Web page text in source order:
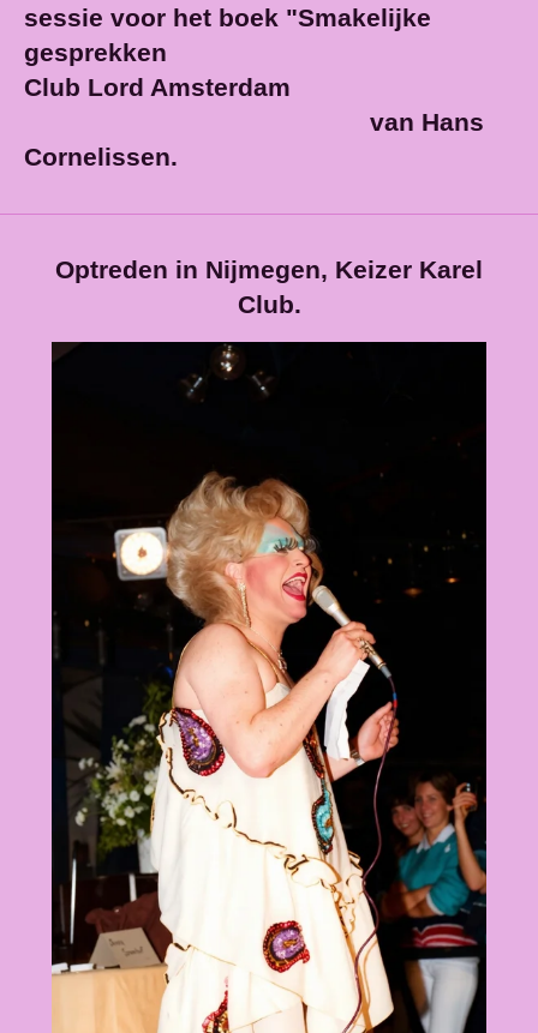
sessie voor het boek "Smakelijke
gesprekken
Club Lord Amsterdam
van Hans
Cornelissen.
Optreden in Nijmegen, Keizer Karel
Club.